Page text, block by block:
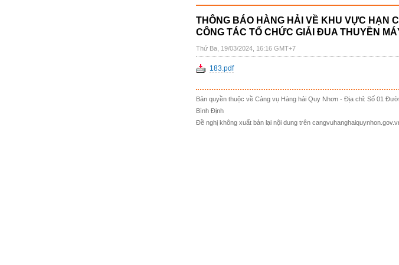
THÔNG BÁO HÀNG HẢI VỀ KHU VỰC HẠN
CÔNG TÁC TỔ CHỨC GIẢI ĐUA THUYỀN
Thứ Ba, 19/03/2024, 16:16 GMT+7
183.pdf
Bản quyền thuộc về Cảng vụ Hàng hải Quy Nhơn - Địa chỉ: Số 01
Bình Định
Đề nghị không xuất bản lại nội dung trên